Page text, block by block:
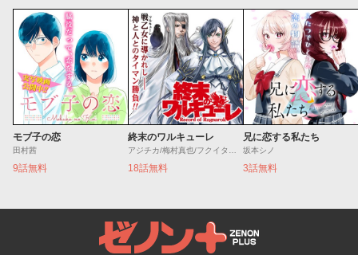
モブ子の恋
田村茜
9話無料
終末のワルキューレ
アジチカ/梅村真也/フクイタクミ
18話無料
兄に恋する私たち
坂本シノ
3話無料
ゼノンプラス